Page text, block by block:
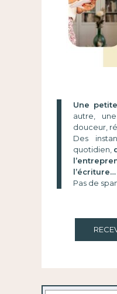
Une
autre,
douceur,
Des
quotidien,
l’écriture…
Pas de